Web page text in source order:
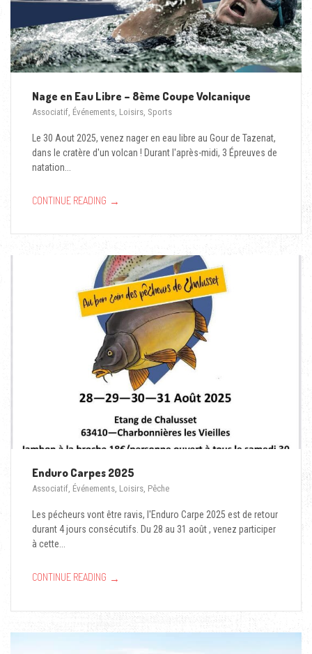
Nage en Eau Libre – 8ème Coupe Volcanique
Associatif Événements Loisirs Sports
Le 30 Aout 2025, venez nager en eau libre au Gour de Tazenat,
dans le cratère d'un volcan ! Durant l'après-midi, 3 Épreuves de
natation...
CONTINUE READING →
Enduro Carpes 2025
Associatif, Événements, Loisirs, Pêche
Les pécheurs vont être ravis, l'Enduro Carpe 2025 est de retour
durant 4 jours consécutifs. Du 28 au 31 août , venez participer
à cette...
CONTINUE READING →